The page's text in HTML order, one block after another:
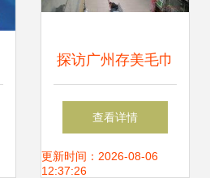
探访广州存美毛巾
厂 从源头看针纺织
品原料销售新商机
查看详情
更新时间：2026-08-06
12:37:26